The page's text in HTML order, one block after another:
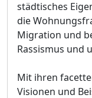
städtisches
die
Migration und
Rassismus und
Mit ihren
Visionen und